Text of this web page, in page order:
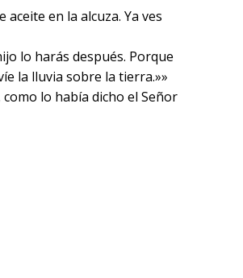
en la alcuza. Ya ves
lo harás después. Porque
la lluvia sobre la tierra.»»
lo había dicho el Señor